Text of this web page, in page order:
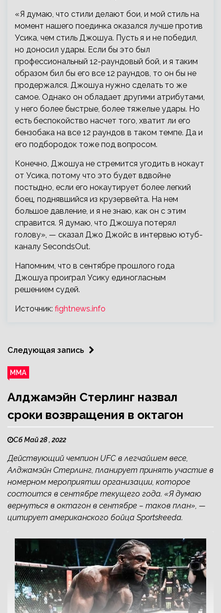
«Я думаю, что стили делают бои, и мой стиль на
момент нашего поединка оказался лучше против
Усика, чем стиль Джошуа. Пусть я и не победил,
но доносил удары. Если бы это был
профессиональный 12-раундовый бой, и я таким
образом бил бы его все 12 раундов, то он бы не
продержался. Джошуа нужно сделать то же
самое. Однако он обладает другими атрибутами,
у него более быстрые, более тяжелые удары. Но
есть беспокойство насчет того, хватит ли его
бензобака на все 12 раундов в таком темпе. Да и
его подбородок тоже под вопросом.
Конечно, Джошуа не стремится угодить в нокаут
от Усика, потому что это будет вдвойне
постыдно, если его нокаутирует более легкий
боец, поднявшийся из крузервейта. На нем
большое давление, и я не знаю, как он с этим
справится. Я думаю, что Джошуа потерял
голову», — сказал Джо Джойс в интервью ютуб-
каналу SecondsOut.
Напомним, что в сентябре прошлого года
Джошуа проиграл Усику единогласным
решением судей.
Источник: fightnews.info
Следующая запись
ММА
Алджамэйн Стерлинг назвал
сроки возвращения в октагон
Сб Май 28 , 2022
Действующий чемпион UFC в легчайшем весе,
Алджамэйн Стерлинг, планирует принять участие в
номерном мероприятии организации, которое
состоится в сентябре текущего года. «Я думаю
вернуться в октагон в сентябре – таков план», —
цитирует американского бойца Sportskeeda.